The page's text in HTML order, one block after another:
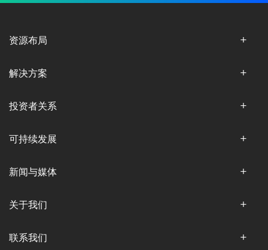
资源布局
解决方案
投资者关系
可持续发展
新闻与媒体
关于我们
联系我们